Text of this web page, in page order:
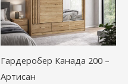
Гардеробер Канада 200 –
Артисан